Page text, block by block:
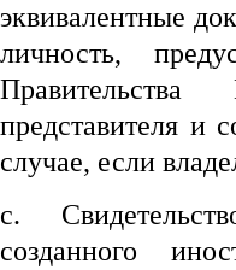
эквивалентные
личность,
представителя и
случае, если
c.
созданного